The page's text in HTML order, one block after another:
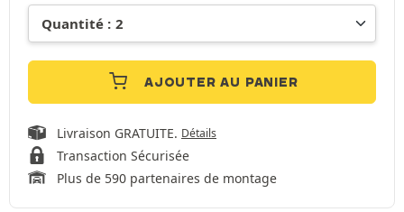
AJOUTER AU PANIER
Livraison GRATUITE. Détails
Transaction Sécurisée
Plus de 590 partenaires de montage